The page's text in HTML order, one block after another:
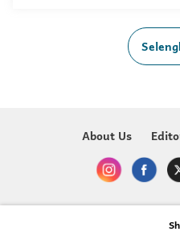
About Us
Copyright @ 2023-